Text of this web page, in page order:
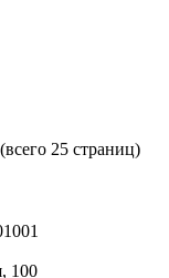
25 страниц)
100